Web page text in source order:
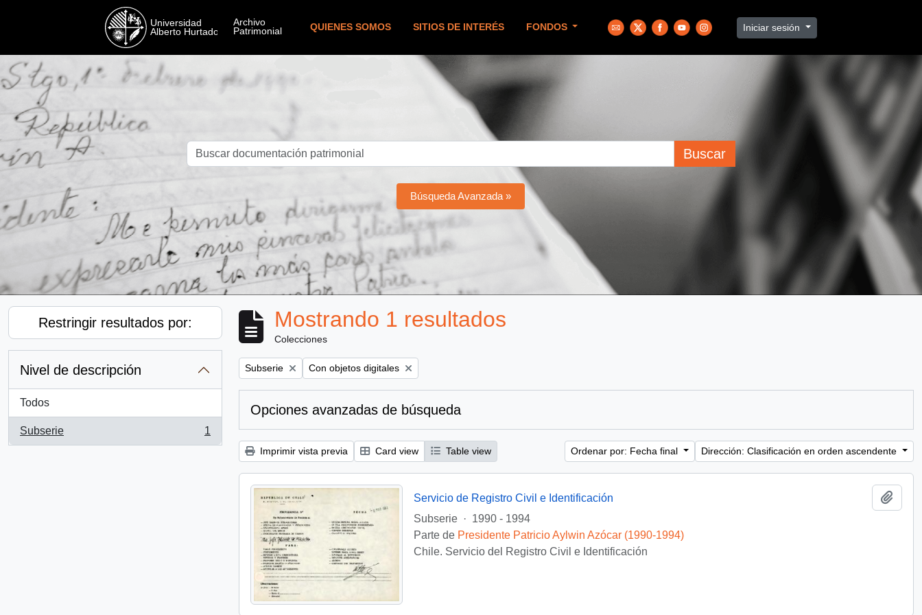
QUIENES SOMOS SITIOS DE INTERÉS FONDOS Iniciar sesión
Buscar
Búsqueda Avanzada »
Restringir resultados por:
Nivel de descripción
Todos
Subserie
, 1 resultados
1
Mostrando 1 resultados
Colecciones
Remove filter:
Subserie Remove filter:
Con objetos digitales
Opciones avanzadas de búsqueda
Imprimir vista previa Card view Table view Ordenar por: Fecha final Dirección: Clasificación en orden ascendente
Servicio de Registro Civil e Identificación
Subserie
· 1990 - 1994
Parte de Presidente Patricio Aylwin Azócar (1990-1994)
Chile. Servicio del Registro Civil e Identificación